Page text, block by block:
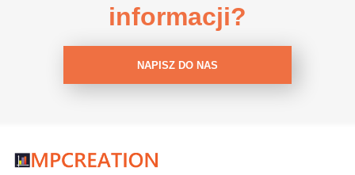
informacji?
NAPISZ DO NAS